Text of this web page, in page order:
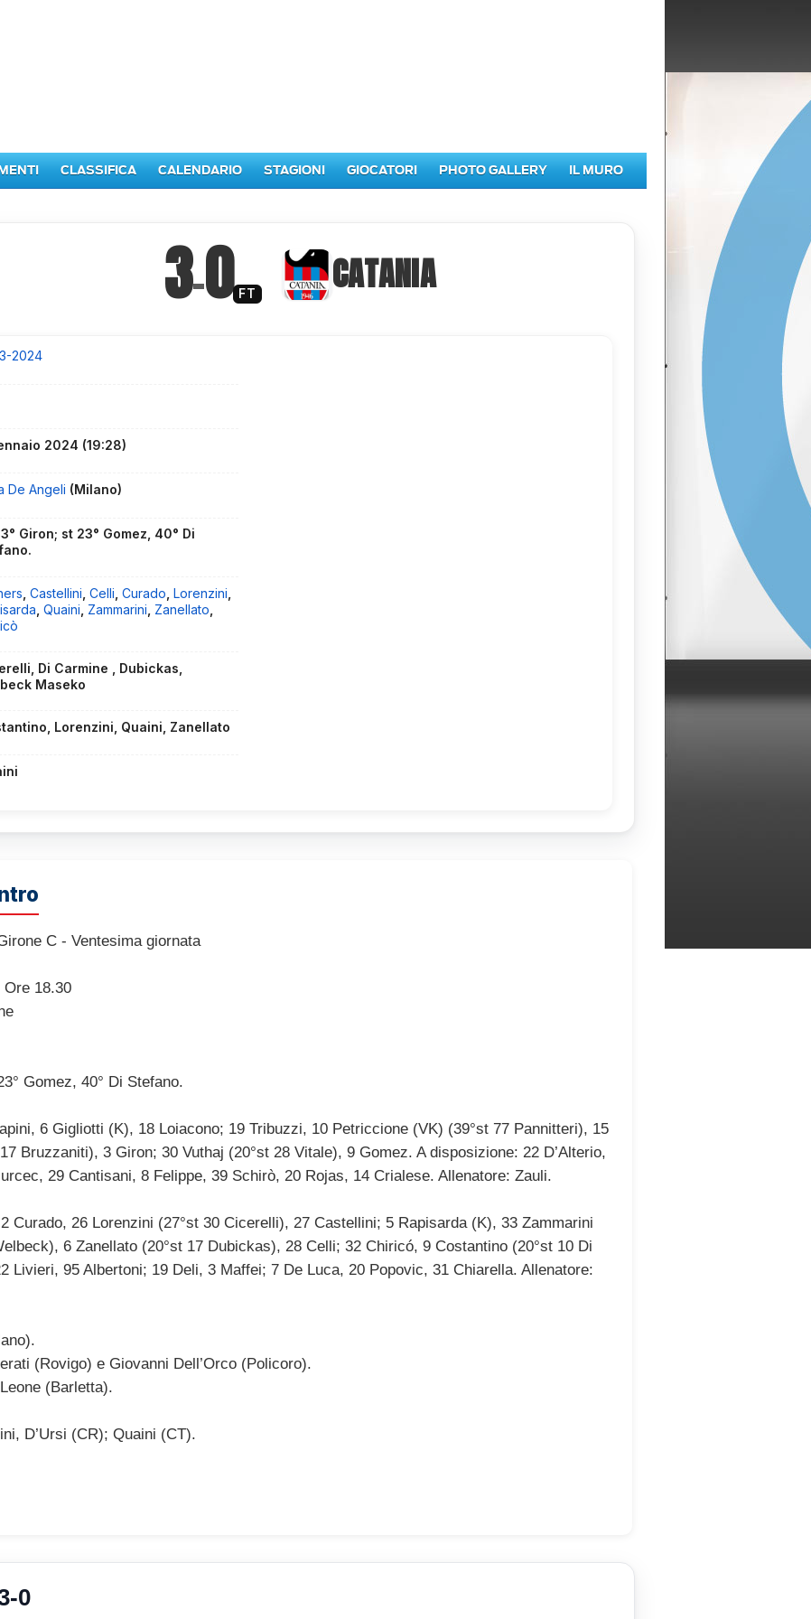
CLASSIFICA CALENDARIO STAGIONI GIOCATORI PHOTO GALLERY IL MURO
3–0 FT CATANIA
2024
2024 (19:28)
De Angeli (Milano)
Giron; st 23° Gomez, 40° Di
,Castellini ,Celli ,Curado ,Lorenzini
,Quaini Zammarini Zanellato
Di Carmine , Dubickas,
Maseko
Lorenzini, Quaini, Zanellato
C - Ventesima giornata
Ore 18.30
Gomez, 40° Di Stefano.
6 Gigliotti (K), 18 Loiacono; 19 Tribuzzi, 10 Petriccione (VK) (39°st 77 Pannitteri), 15
Bruzzaniti), 3 Giron; 30 Vuthaj (20°st 28 Vitale), 9 Gomez. A disposizione: 22 D’Alterio,
29 Cantisani, 8 Felippe, 39 Schirò, 20 Rojas, 14 Crialese. Allenatore: Zauli.
Curado, 26 Lorenzini (27°st 30 Cicerelli), 27 Castellini; 5 Rapisarda (K), 33 Zammarini
6 Zanellato (20°st 17 Dubickas), 28 Celli; 32 Chiricó, 9 Costantino (20°st 10 Di
Livieri, 95 Albertoni; 19 Deli, 3 Maffei; 7 De Luca, 20 Popovic, 31 Chiarella. Allenatore:
(Rovigo) e Giovanni Dell’Orco (Policoro).
(Barletta).
D’Ursi (CR); Quaini (CT).
0